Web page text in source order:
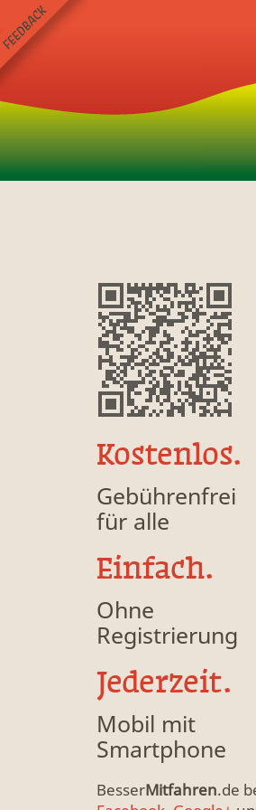
Kostenlos.
Gebührenfrei
für alle
Einfach.
Ohne
Registrierung
Jederzeit.
Mobil mit
Smartphone
BesserMitfahren.de